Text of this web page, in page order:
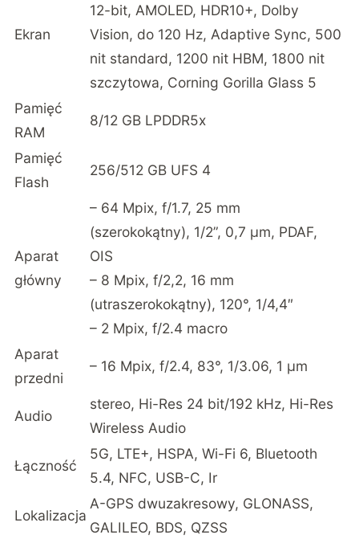
Ekran
12-bit, AMOLED, HDR10+, Dolby
Vision, do 120 Hz, Adaptive Sync, 500
nit standard, 1200 nit HBM, 1800 nit
szczytowa, Corning Gorilla Glass 5
Pamięć
RAM
8/12 GB LPDDR5x
Pamięć
Flash
256/512 GB UFS 4
Aparat
główny
– 64 Mpix, f/1.7, 25 mm
(szerokokątny), 1/2”, 0,7 µm, PDAF,
OIS
– 8 Mpix, f/2,2, 16 mm
(utraszerokokątny), 120°, 1/4,4″
– 2 Mpix, f/2.4 macro
Aparat
przedni
– 16 Mpix, f/2.4, 83°, 1/3.06, 1 µm
Audio
stereo, Hi-Res 24 bit/192 kHz, Hi-Res
Wireless Audio
Łączność
5G, LTE+, HSPA, Wi-Fi 6, Bluetooth
5.4, NFC, USB-C, Ir
Lokalizacja
A-GPS dwuzakresowy, GLONASS,
GALILEO, BDS, QZSS